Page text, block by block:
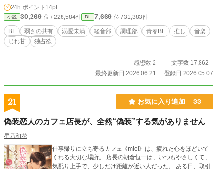
る一人の男子を見つける。 彼のそばに置かれていたノートに
は、胸の奥を抉るような不器用な言葉たち。 ――孤独しか知
らない俺を、認めてくれるだろうか。 その文字を書いていた
のは、学園祭で柊の心を奪った軽音部の人気ボーカル・朝霧
陽翔だった。 人前では軽薄で明るく、誰にでも笑いかける“学
を、歌詞にだけ閉じ込めていた。 「その言葉、僕は好きだ
な」 偶然から始まった放課後の交流。 甘いものが苦手な陽翔
は大切にできない柊。 本音を隠し続け、歌にしか救いを求め
られない陽翔。 正反対に見える二人は、互いの欠けた部分に
味。 放課後の静かな時間の中で紡がれる、優しくて少し不器
24h.ポイント 14pt
小説 30,269 位 / 228,584件 BL 7,669 位 / 31,383件
BL 弱さの共有 溺愛未満 軽音部 調理部 青春BL 推し
音楽
じれ甘
独占欲
感想数 2
文字数 17,862
最終更新日 2026.06.21
登録日 2026.05.07
21 お気に入り追加 33
偽装恋人のカフェ店長が、全然“偽装”する気がありません
星乃和花
仕事帰りに立ち寄るカフェ《miel》は、疲れた心をほどいて
くれる大切な場所。 店長の朝倉恒一は、いつもやさしくて、
気配り上手で、少しだけ距離が近い人だった。 ある日、取引